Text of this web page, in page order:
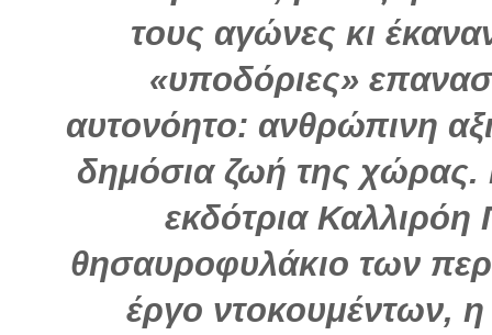
τους αγώνες κι
«υποδόριες»
αυτονόητο: ανθρώπινη
δημόσια ζωή της
εκδότρια Καλλιρόη
θησαυροφυλάκιο των
έργο ντοκουμέντων,